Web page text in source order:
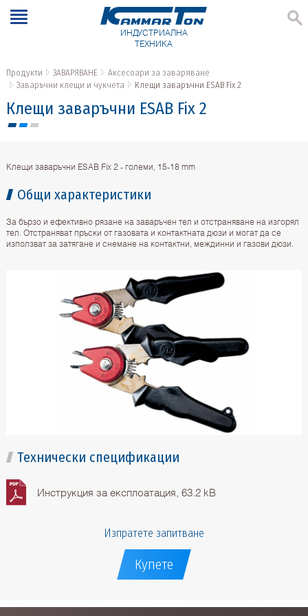
ИНДУСТРИАЛНА
ТЕХНИКА
Продукти ЗАВАРЯВАНЕ
Аксесоари за заваряване
Заваръчни клещи и чукчета
Клещи заваръчни ESAB Fix 2
Клещи заваръчни ESAB Fix 2
Клещи заваръчни ESAB Fix 2 - големи, 15-18 mm
Общи характеристики
За бързо и ефективно рязане на заваръчен тел и отстраняване на изгорял
тел. Отстраняват пръски от газовата и контактната дюзи и могат да се
използват за затягане и снемане на контактни, междинни и газови дюзи.
Технически спецификации
Инструкция за експлоатация, 63.2 kB
Изпратете запитване
Купете